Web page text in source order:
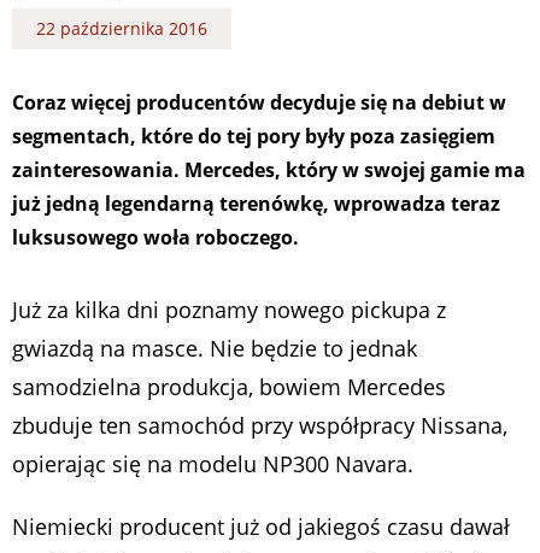
22 października 2016
Coraz więcej producentów decyduje się na debiut w
segmentach, które do tej pory były poza zasięgiem
zainteresowania. Mercedes, który w swojej gamie ma
już jedną legendarną terenówkę, wprowadza teraz
luksusowego woła roboczego.
Już za kilka dni poznamy nowego pickupa z
gwiazdą na masce. Nie będzie to jednak
samodzielna produkcja, bowiem Mercedes
zbuduje ten samochód przy współpracy Nissana,
opierając się na modelu NP300 Navara.
Niemiecki producent już od jakiegoś czasu dawał